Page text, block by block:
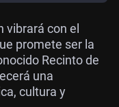
vibrará con el
promete ser la
Recinto de
una
cultura y